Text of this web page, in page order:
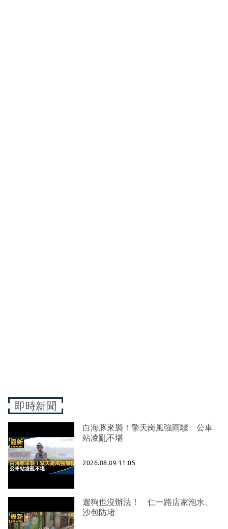
即時新聞
白海豚來襲！擎天崗風強雨驟 公車
站凌亂不堪
2026.08.09 11:05
遛狗也沒辦法！ 仁一路店家泡水、
沙包防堵